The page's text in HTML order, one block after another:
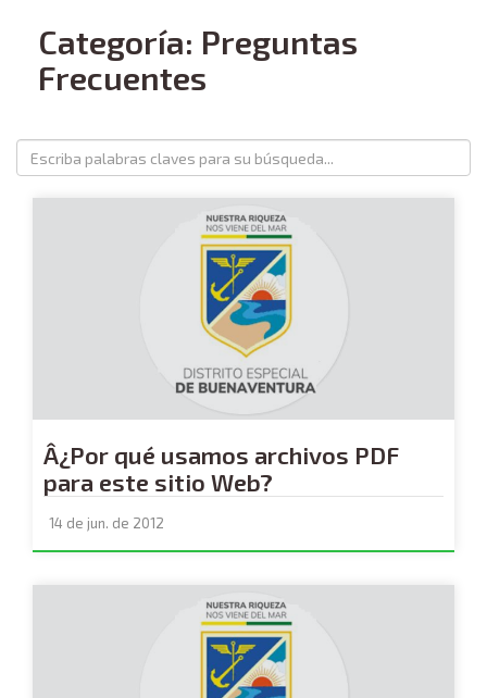
Categoría: Preguntas
Frecuentes
Â¿Por qué usamos archivos PDF
para este sitio Web?
14 de jun. de 2012